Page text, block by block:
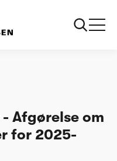
2026
Afgørelse om
for 2025-